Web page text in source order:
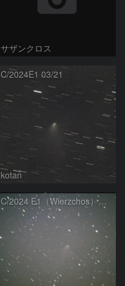
サザンクロス
C/2024E1 03/21
kotan
C/2024 E1（Wierzchos） 03/21